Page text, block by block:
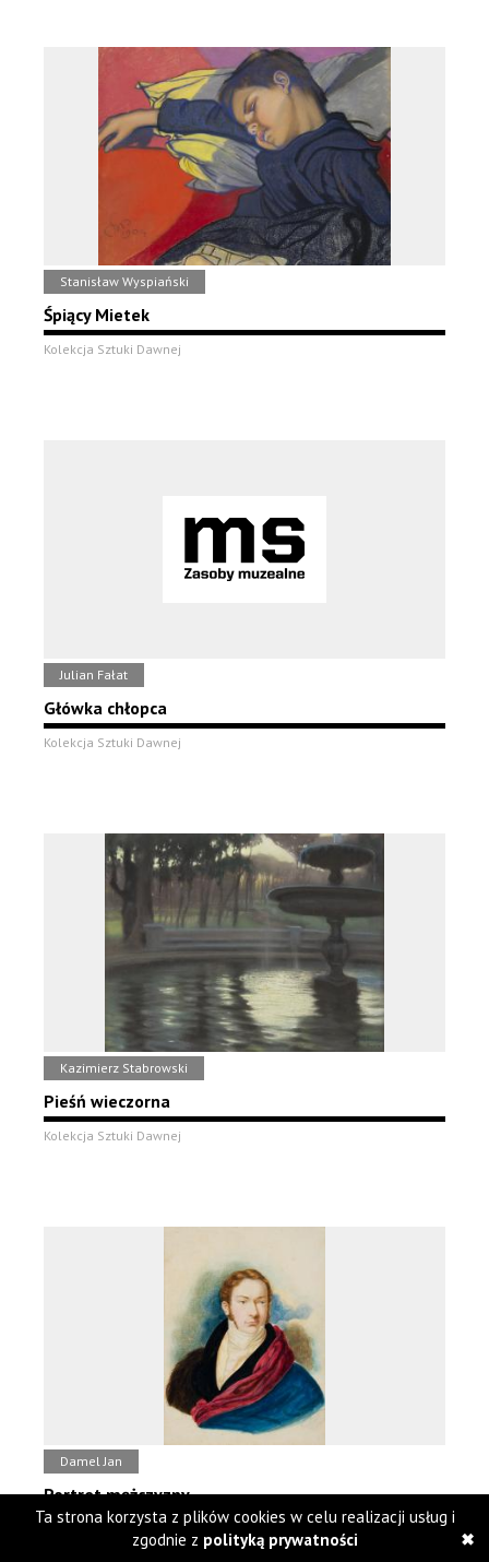
Stanisław Wyspiański
Śpiący Mietek
Kolekcja Sztuki Dawnej
Julian Fałat
Główka chłopca
Kolekcja Sztuki Dawnej
Kazimierz Stabrowski
Pieśń wieczorna
Kolekcja Sztuki Dawnej
Damel Jan
Portret mężczyzny
Kolekcja Sztuki Dawnej
Ta strona korzysta z plików cookies w celu realizacji usług i
zgodnie z polityką prywatności